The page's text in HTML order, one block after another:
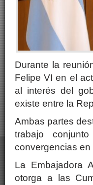
Durante la
Felipe VI en el
al interés del
existe entre la
Ambas partes
trabajo
convergencias en
La Embajadora
otorga a las